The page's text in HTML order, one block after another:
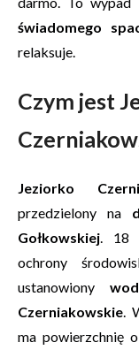
świadomego
relaksuje.
Czym jest
Jeziorko
przedzielony na
Gołkowskiej . 18
ochrony
ustanowiony
Czerniakowskie .
ma powierzchnię